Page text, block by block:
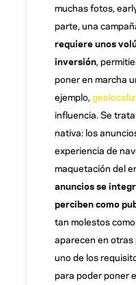
muchas fotos,
parte, una
requiere unos
inversión,
poner en marcha
ejemplo,
influencia. Se
nativa: los
experiencia de
maquetación del
anuncios se
perciben como
tan molestos
aparecen en otras
uno de los
para poder poner